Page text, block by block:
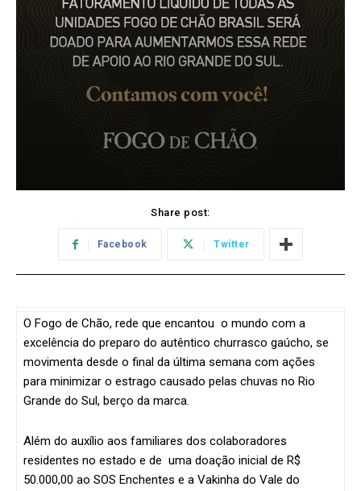
Share post:
Facebook Twitter
O Fogo de Chão, rede que encantou o mundo com a
excelência do preparo do autêntico churrasco gaúcho, se
movimenta desde o final da última semana com ações
para minimizar o estrago causado pelas chuvas no Rio
Grande do Sul, berço da marca.
Além do auxílio aos familiares dos colaboradores
residentes no estado e de uma doação inicial de R$
50.000,00 ao SOS Enchentes e a Vakinha do Vale do